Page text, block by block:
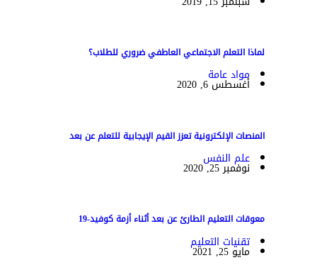
لماذا التعلم الاجتماعي العاطفي ضروري للطلاب؟
مواد عامة
أغسطس 6, 2020
المنصات الإلكترونية تعزز القيم الإيجابية للتعلم عن بعد
علم النفس
نوفمبر 25, 2020
معوقات التعليم الطارئ عن بعد أثناء أزمة كوفيد-19
تقنيات التعليم
مايو 25, 2021